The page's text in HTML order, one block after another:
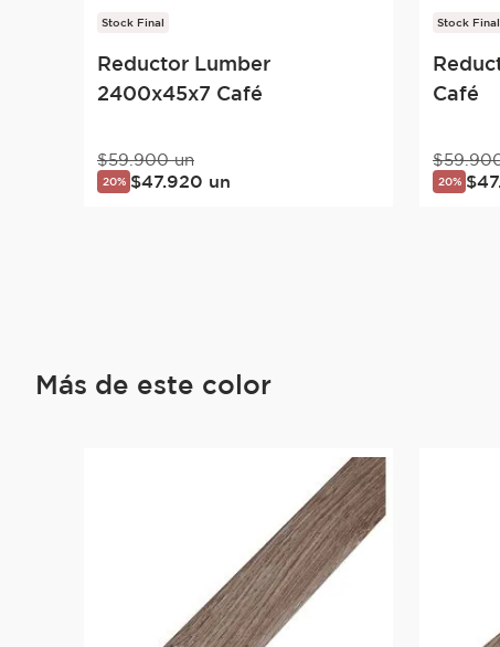
Stock Final
Reductor Lumber
2400x45x7 Café
$59.900 un
20% $47.920 un
Stock Final
Café
$59.
20% $47
Más de este color